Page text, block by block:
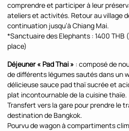
comprendre et participer à leur
ateliers et activités. Retour au village
continuation jusqu’à Chiang Mai.
*Sanctuaire des Elephants : 1400 THB
place)
Déjeuner « Pad Thai » : composé de
de différents légumes sautés dans un
délicieuse sauce pad thaï sucrée et
plat incontournable de la cuisine thaïe.
Transfert vers la gare pour prendre le
destination de Bangkok.
Pourvu de wagon à compartiments